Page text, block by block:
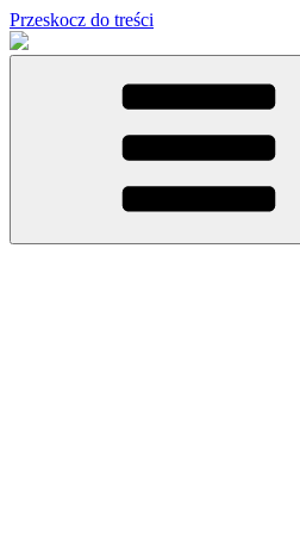
Przeskocz do treści